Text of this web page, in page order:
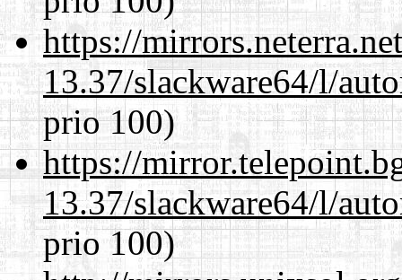
https://
13.37/slackware64/l/
prio 100)
https://
13.37/slackware64/l/
prio 100)